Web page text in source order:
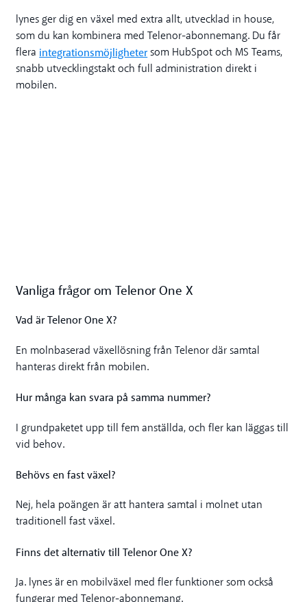
lynes ger dig en växel med extra allt, utvecklad in house,
som du kan kombinera med Telenor-abonnemang. Du får
flera integrationsmöjligheter som HubSpot och MS Teams,
snabb utvecklingstakt och full administration direkt i
mobilen.
Vanliga frågor om Telenor One X
Vad är Telenor One X?
En molnbaserad växellösning från Telenor där samtal
hanteras direkt från mobilen.
Hur många kan svara på samma nummer?
I grundpaketet upp till fem anställda, och fler kan läggas till
vid behov.
Behövs en fast växel?
Nej, hela poängen är att hantera samtal i molnet utan
traditionell fast växel.
Finns det alternativ till Telenor One X?
Ja. lynes är en mobilväxel med fler funktioner som också
fungerar med Telenor-abonnemang.